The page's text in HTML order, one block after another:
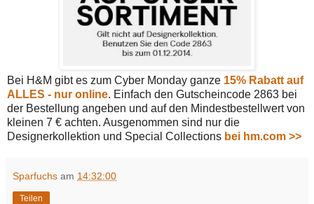
Bei H&M gibt es zum Cyber Monday ganze 15% Rabatt auf
ALLES - nur online. Einfach den Gutscheincode 2863 bei
der Bestellung angeben und auf den Mindestbestellwert von
kleinen 7 € achten. Ausgenommen sind nur die
Designerkollektion und Special Collections bei hm.com >>
Sparfuchs am 14:32:00
Teilen